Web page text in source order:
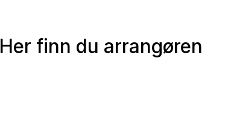
Her finn du arrangøren